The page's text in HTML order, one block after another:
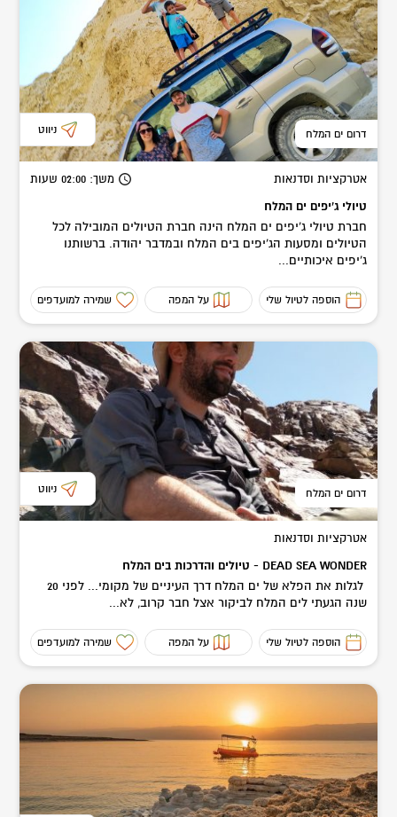
לכולנו אותם רצונות, חלומות ותקוות. חוט ארוך מחבר את כולנו
לשרשרת אחת.
דרום ים המלח ניווט
אטרקציות וסדנאות משך: 02:00 שעות
טיולי ג'יפים ים המלח
חברת טיולי ג'יפים ים המלח הינה חברת הטיולים המובילה לכל
הטיולים ומסעות הג'יפים בים המלח ובמדבר יהודה. ברשותנו
ג'יפים איכותיים...
הוספה לטיול שלי על המפה שמירה למועדפים
דרום ים המלח ניווט
אטרקציות וסדנאות
DEAD SEA WONDER - טיולים והדרכות בים המלח
לגלות את הפלא של ים המלח דרך העיניים של מקומי... לפני 20
שנה הגעתי לים המלח לביקור אצל חבר קרוב, לא...
הוספה לטיול שלי על המפה שמירה למועדפים